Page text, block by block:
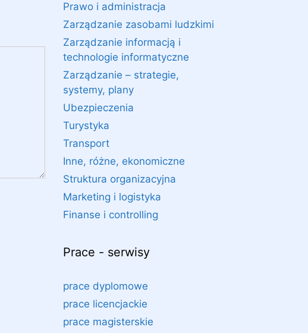
Prawo i administracja
Zarządzanie zasobami ludzkimi
Zarządzanie informacją i
technologie informatyczne
Zarządzanie – strategie,
systemy, plany
Ubezpieczenia
Turystyka
Transport
Inne, różne, ekonomiczne
Struktura organizacyjna
Marketing i logistyka
Finanse i controlling
Prace - serwisy
prace dyplomowe
prace licencjackie
prace magisterskie